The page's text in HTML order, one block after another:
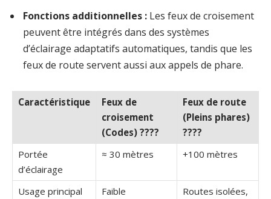
Fonctions additionnelles : Les feux de croisement
peuvent être intégrés dans des systèmes
d’éclairage adaptatifs automatiques, tandis que les
feux de route servent aussi aux appels de phare.
Caractéristique
Feux de
croisement
(Codes) ????
Feux de route
(Pleins phares)
????
Portée
d’éclairage
≈ 30 mètres +100 mètres
Usage principal
Faible
Routes isolées,